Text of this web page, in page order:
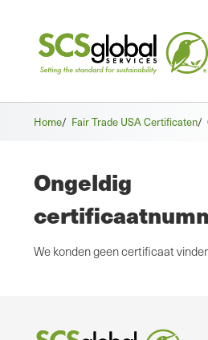
Home/ Fair Trade USA Certificaten/
Ongeldig
We konden geen certificaat